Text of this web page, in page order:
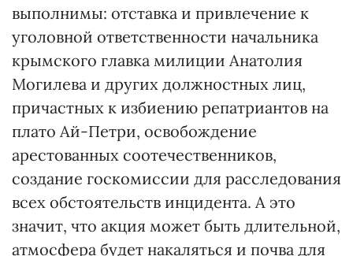
выполнимы: отставка и привлечение к
уголовной ответственности начальника
крымского главка милиции Анатолия
Могилева и других должностных лиц,
причастных к избиению репатриантов на
плато Ай-Петри, освобождение
арестованных соотечественников,
создание госкомиссии для расследования
всех обстоятельств инцидента. А это
значит, что акция может быть длительной,
атмосфера будет накаляться и почва для